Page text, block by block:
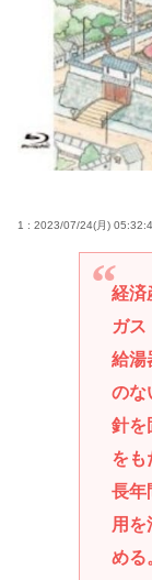
1 : 2023/07/24(月)
経済
ガス
給湯
のな
針を
をも
長年
用を
める